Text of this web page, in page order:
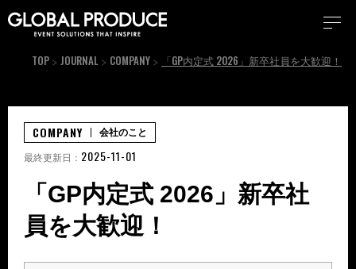
TOP JOURNAL COMPANY 「GP内定式 2026」新卒社員を大歓迎！
「GP内定式 2026」新卒社
員を大歓迎！
COMPANY 会社のこと
最終更新日： 2025-11-01